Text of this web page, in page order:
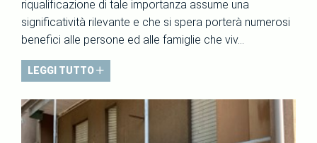
riqualificazione di tale importanza assume una
significatività rilevante e che si spera porterà numerosi
benefici alle persone ed alle famiglie che viv...
LEGGI TUTTO